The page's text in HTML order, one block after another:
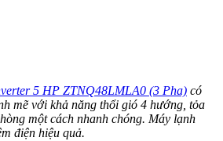
5 HP ZTNQ48LMLA0 (3 Pha) có
mẽ với khả năng thổi gió 4 hướng, tỏa
một cách nhanh chóng. Máy lạnh
điện hiệu quả.